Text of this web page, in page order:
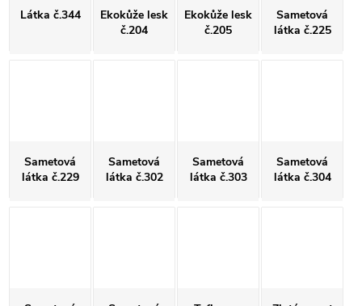
Látka č.344
Ekokůže lesk
č.204
Ekokůže lesk
č.205
Sametová
látka č.225
Sametová
látka č.229
Sametová
látka č.302
Sametová
látka č.303
Sametová
látka č.304